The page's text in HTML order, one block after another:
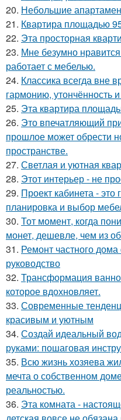
20. Небольшие
21. Квартира площадью
22. Эта просторная
23. Мне безумно
работает с мебелью.
24. Классика всегда вне
гармонию, утончённость
25. Эта квартира
26. Это впечатляющий
прошлое может обрести
пространстве.
27. Светлая и уютная
28. Этот интерьер - не
29. Проект кабинета -
планировка и выбор
30. Тот момент, когда
монет, дешевле, чем из
31. Ремонт частного
руководство
32. Трансформация
которое вдохновляет.
33. Современные
красивым и уютным
34. Создай идеальный
руками: пошаговая
35. Всю жизнь хозяева
мечта о собственном
реальностью.
36. Эта комната -